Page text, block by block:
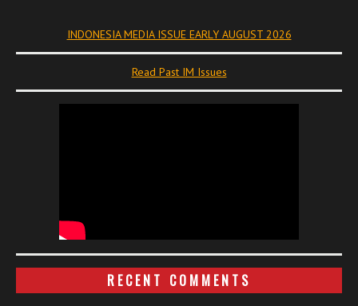
INDONESIA MEDIA ISSUE EARLY AUGUST 2026
Read Past IM Issues
RECENT COMMENTS